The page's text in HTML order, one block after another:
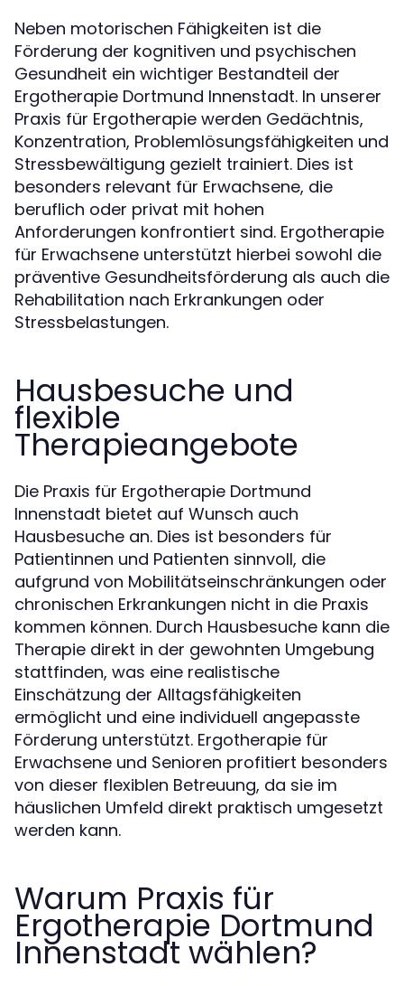
Neben motorischen Fähigkeiten ist die
Förderung der kognitiven und psychischen
Gesundheit ein wichtiger Bestandteil der
Ergotherapie Dortmund Innenstadt. In unserer
Praxis für Ergotherapie werden Gedächtnis,
Konzentration, Problemlösungsfähigkeiten und
Stressbewältigung gezielt trainiert. Dies ist
besonders relevant für Erwachsene, die
beruflich oder privat mit hohen
Anforderungen konfrontiert sind. Ergotherapie
für Erwachsene unterstützt hierbei sowohl die
präventive Gesundheitsförderung als auch die
Rehabilitation nach Erkrankungen oder
Stressbelastungen.
Hausbesuche und
flexible
Therapieangebote
Die Praxis für Ergotherapie Dortmund
Innenstadt bietet auf Wunsch auch
Hausbesuche an. Dies ist besonders für
Patientinnen und Patienten sinnvoll, die
aufgrund von Mobilitätseinschränkungen oder
chronischen Erkrankungen nicht in die Praxis
kommen können. Durch Hausbesuche kann die
Therapie direkt in der gewohnten Umgebung
stattfinden, was eine realistische
Einschätzung der Alltagsfähigkeiten
ermöglicht und eine individuell angepasste
Förderung unterstützt. Ergotherapie für
Erwachsene und Senioren profitiert besonders
von dieser flexiblen Betreuung, da sie im
häuslichen Umfeld direkt praktisch umgesetzt
werden kann.
Warum Praxis für
Ergotherapie Dortmund
Innenstadt wählen?